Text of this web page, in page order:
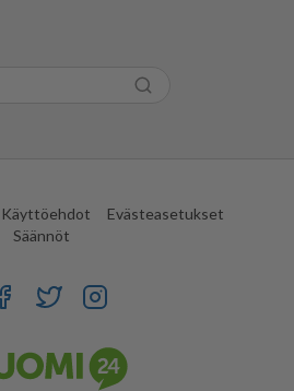
Käyttöehdot
Evästeasetukset
Säännöt